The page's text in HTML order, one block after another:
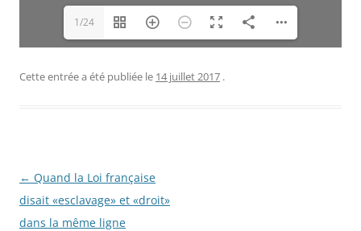
1/24
Cette entrée a été publiée le 14 juillet 2017 .
Navigation
des
articles
← Quand la Loi française
disait «esclavage» et «droit»
dans la même ligne